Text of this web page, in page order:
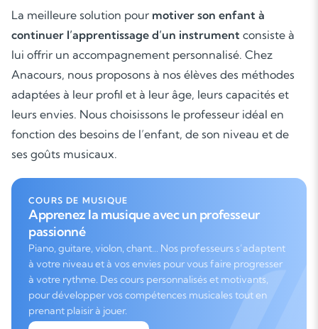
La meilleure solution pour motiver son enfant à
continuer l’apprentissage d’un instrument consiste à
lui offrir un accompagnement personnalisé. Chez
Anacours, nous proposons à nos élèves des méthodes
adaptées à leur profil et à leur âge, leurs capacités et
leurs envies. Nous choisissons le professeur idéal en
fonction des besoins de l’enfant, de son niveau et de
ses goûts musicaux.
COURS DE MUSIQUE
Apprenez la musique avec un professeur
passionné
Piano, guitare, violon, chant… Nos professeurs s’adaptent
à votre niveau et à vos envies pour vous faire progresser
à votre rythme. Des cours personnalisés et motivants,
pour développer vos compétences musicales tout en
prenant plaisir à jouer.